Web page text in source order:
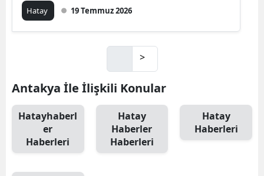
Hatay 19 Temmuz 2026
>
Antakya İle İlişkili Konular
Hatayhaberl
er
Haberleri
Hatay
Haberler
Haberleri
Hatay
Haberleri